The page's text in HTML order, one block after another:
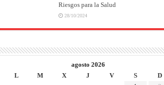
Riesgos para la Salud
28/10/2024
agosto 2026
L
M X J V S
D